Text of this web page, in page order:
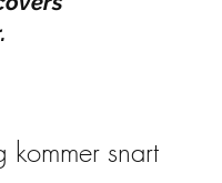
snart